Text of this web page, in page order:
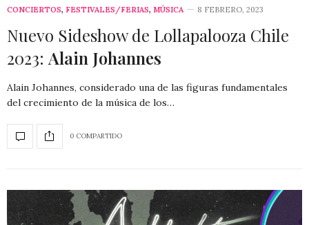
CONCIERTOS, FESTIVALES/FERIAS, MÚSICA 8 FEBRERO, 2023
Nuevo Sideshow de Lollapalooza Chile
2023: Alain Johannes
Alain Johannes, considerado una de las figuras fundamentales
del crecimiento de la música de los…
0 COMPARTIDO